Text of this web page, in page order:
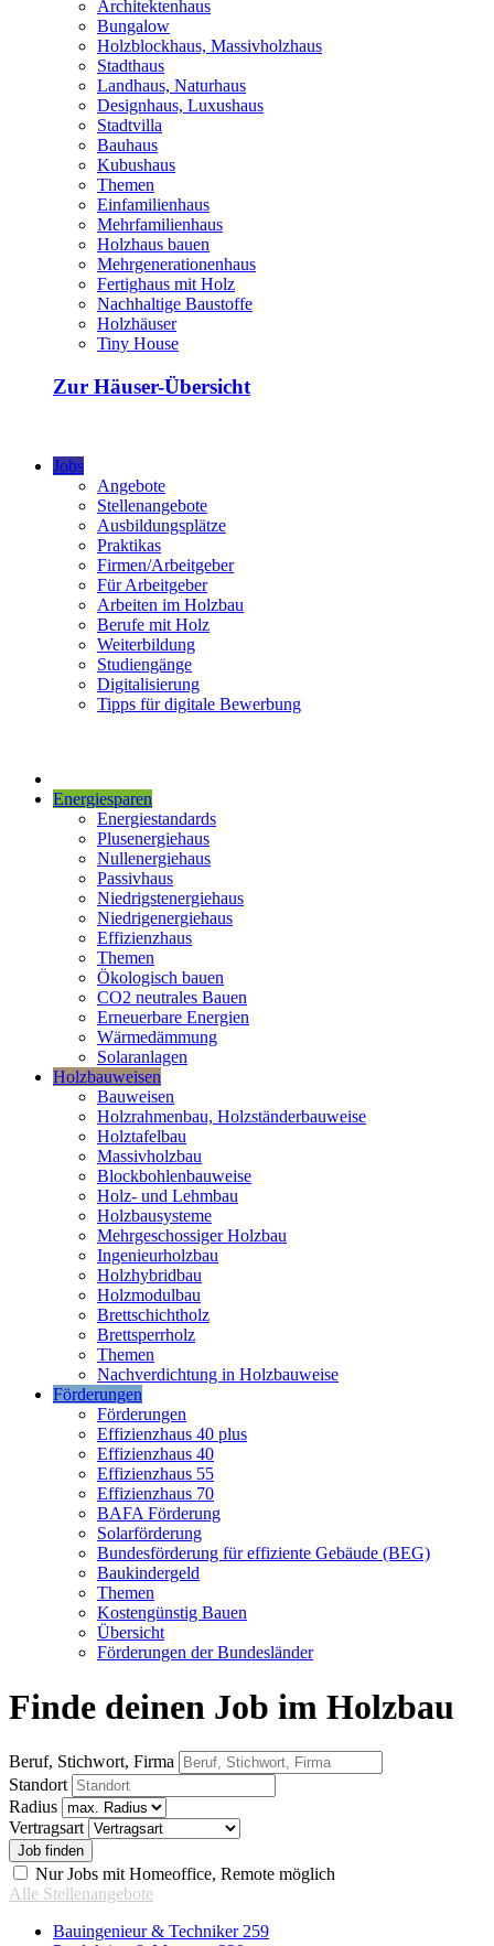
Architektenhaus
Bungalow
Holzblockhaus, Massivholzhaus
Stadthaus
Landhaus, Naturhaus
Designhaus, Luxushaus
Stadtvilla
Bauhaus
Kubushaus
Themen
Einfamilienhaus
Mehrfamilienhaus
Holzhaus bauen
Mehrgenerationenhaus
Fertighaus mit Holz
Nachhaltige Baustoffe
Holzhäuser
Tiny House
Zur Häuser-Übersicht
Jobs
Angebote
Stellenangebote
Ausbildungsplätze
Praktikas
Firmen/Arbeitgeber
Für Arbeitgeber
Arbeiten im Holzbau
Berufe mit Holz
Weiterbildung
Studiengänge
Digitalisierung
Tipps für digitale Bewerbung
Energiesparen
Energiestandards
Plusenergiehaus
Nullenergiehaus
Passivhaus
Niedrigstenergiehaus
Niedrigenergiehaus
Effizienzhaus
Themen
Ökologisch bauen
CO2 neutrales Bauen
Erneuerbare Energien
Wärmedämmung
Solaranlagen
Holzbauweisen
Bauweisen
Holzrahmenbau, Holzständerbauweise
Holztafelbau
Massivholzbau
Blockbohlenbauweise
Holz- und Lehmbau
Holzbausysteme
Mehrgeschossiger Holzbau
Ingenieurholzbau
Holzhybridbau
Holzmodulbau
Brettschichtholz
Brettsperrholz
Themen
Nachverdichtung in Holzbauweise
Förderungen
Förderungen
Effizienzhaus 40 plus
Effizienzhaus 40
Effizienzhaus 55
Effizienzhaus 70
BAFA Förderung
Solarförderung
Bundesförderung für effiziente Gebäude (BEG)
Baukindergeld
Themen
Kostengünstig Bauen
Übersicht
Förderungen der Bundesländer
Finde deinen Job im Holzbau
Beruf, Stichwort, Firma
Standort
Radius
Vertragsart
Nur Jobs mit Homeoffice, Remote möglich
Alle Stellenangebote
Bauingenieur & Techniker 259